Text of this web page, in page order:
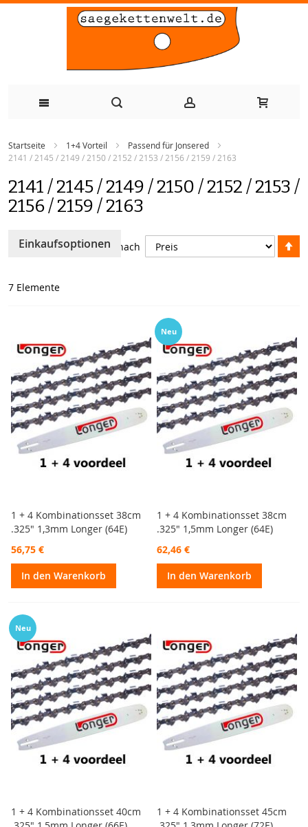
Inhalt
springen
Startseite 1+4 Vorteil
Passend für Jonsered
2141 / 2145 / 2149 / 2150 / 2152 / 2153 / 2156 / 2159 / 2163
2141 / 2145 / 2149 / 2150 / 2152 / 2153 /
2156 / 2159 / 2163
7 Elemente
Sortieren nach
1 + 4 Kombinationsset 38cm
.325" 1,3mm Longer (64E)
56,75 €
In den Warenkorb
Neu
1 + 4 Kombinationsset 38cm
.325" 1,5mm Longer (64E)
62,46 €
In den Warenkorb
Neu
1 + 4 Kombinationsset 40cm
1 + 4 Kombinationsset 45cm
Einkaufsoptionen